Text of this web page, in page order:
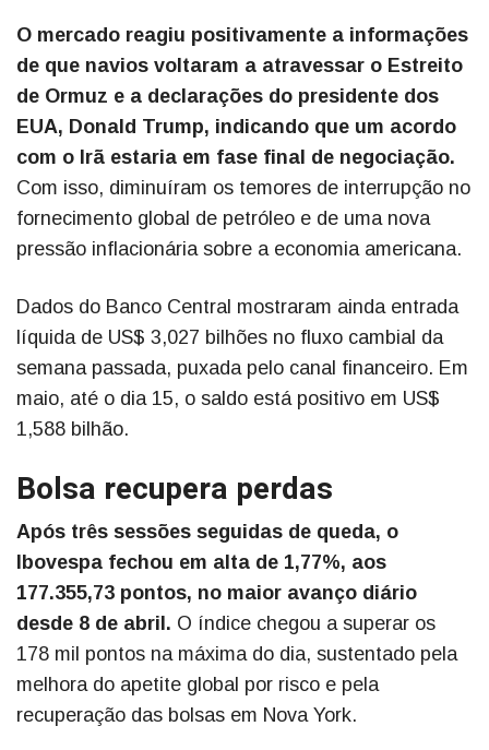
O mercado reagiu positivamente a informações
de que navios voltaram a atravessar o Estreito
de Ormuz e a declarações do presidente dos
EUA, Donald Trump, indicando que um acordo
com o Irã estaria em fase final de negociação.
Com isso, diminuíram os temores de interrupção no
fornecimento global de petróleo e de uma nova
pressão inflacionária sobre a economia americana.
Dados do Banco Central mostraram ainda entrada
líquida de US$ 3,027 bilhões no fluxo cambial da
semana passada, puxada pelo canal financeiro. Em
maio, até o dia 15, o saldo está positivo em US$
1,588 bilhão.
Bolsa recupera perdas
Após três sessões seguidas de queda, o
Ibovespa fechou em alta de 1,77%, aos
177.355,73 pontos, no maior avanço diário
desde 8 de abril. O índice chegou a superar os
178 mil pontos na máxima do dia, sustentado pela
melhora do apetite global por risco e pela
recuperação das bolsas em Nova York.